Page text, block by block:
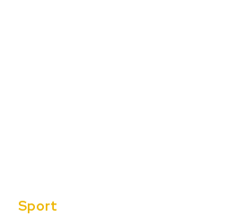
Sport